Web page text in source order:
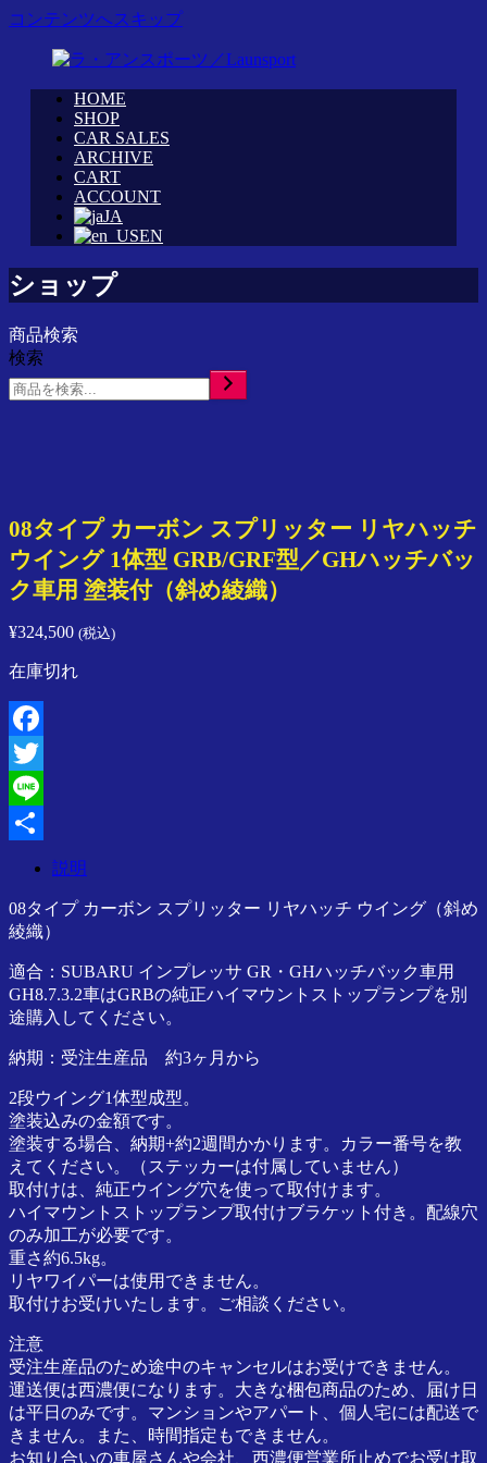
コンテンツへスキップ
／
Launsport
ッ
プ
ア
ン
ス
プ
レ
ッ
サ
ス
イ
フ
ト
／
ラ
ン
サ
ー
／
SPARCO
Speedline
Corse
ジ
ア
正
代
理
店
HOME
SHOP
CAR SALES
ARCHIVE
CART
ACCOUNT
JA
EN
ショップ
08タイプ カーボン スプリッター リヤハッチ
ウイング 1体型 GRB/GRF型／GHハッチバッ
ク車用 塗装付（斜め綾織）
¥324,500 (税込)
在庫切れ
Facebook
Twitter
Line
説明
08タイプ カーボン スプリッター リヤハッチ ウイング（斜め
綾織）
適合：SUBARU インプレッサ GR・GHハッチバック車用
GH8.7.3.2車はGRBの純正ハイマウントストップランプを別
途購入してください。
納期：受注生産品 約3ヶ月から
2段ウイング1体型成型。
塗装込みの金額です。
塗装する場合、納期+約2週間かかります。カラー番号を教
えてください。（ステッカーは付属していません）
取付けは、純正ウイング穴を使って取付けます。
ハイマウントストップランプ取付けブラケット付き。配線穴
のみ加工が必要です。
重さ約6.5kg。
リヤワイパーは使用できません。
取付けお受けいたします。ご相談ください。
注意
受注生産品のため途中のキャンセルはお受けできません。
運送便は西濃便になります。大きな梱包商品のため、届け日
は平日のみです。マンションやアパート、個人宅には配送で
きません。また、時間指定もできません。
お知り合いの車屋さんや会社、西濃便営業所止めでお受け取
商品検索
検索